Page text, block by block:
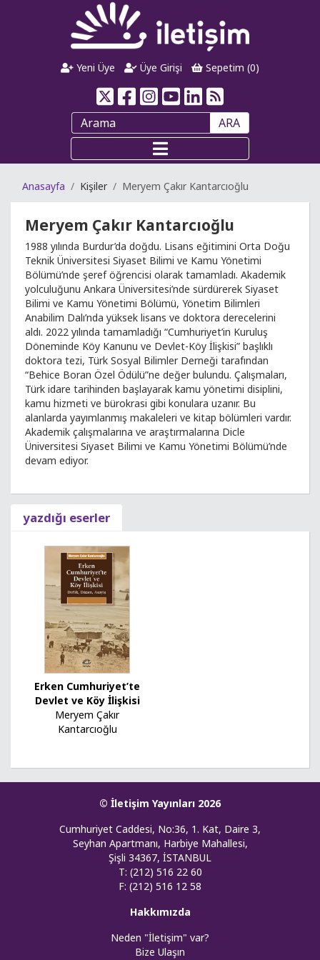
Yeni Üye Üye Girişi Sepetim (0)
ARA
Anasayfa Kişiler Meryem Çakır Kantarcıoğlu
Meryem Çakır Kantarcıoğlu
1988 yılında Burdur’da doğdu. Lisans eğitimini Orta Doğu
Teknik Üniversitesi Siyaset Bilimi ve Kamu Yönetimi
Bölümü’nde şeref öğrencisi olarak tamamladı. Akademik
yolculuğunu Ankara Üniversitesi’nde sürdürerek Siyaset
Bilimi ve Kamu Yönetimi Bölümü, Yönetim Bilimleri
Anabilim Dalı’nda yüksek lisans ve doktora derecelerini
aldı. 2022 yılında tamamladığı “Cumhuriyet’in Kuruluş
Döneminde Köy Kanunu ve Devlet-Köy İlişkisi” başlıklı
doktora tezi, Türk Sosyal Bilimler Derneği tarafından
“Behice Boran Özel Ödülü”ne değer bulundu. Çalışmaları,
Türk idare tarihinden başlayarak kamu yönetimi disiplini,
kamu hizmeti ve bürokrasi gibi konulara uzanır. Bu
alanlarda yayımlanmış makaleleri ve kitap bölümleri vardır.
Akademik çalışmalarına ve araştırmalarına Dicle
Üniversitesi Siyaset Bilimi ve Kamu Yönetimi Bölümü’nde
devam ediyor.
yazdığı eserler
Erken Cumhuriyet’te
Devlet ve Köy İlişkisi
Meryem Çakır
Kantarcıoğlu
© İletişim Yayınları 2026
Cumhuriyet Caddesi, No:36, 1. Kat, Daire 3,
Seyhan Apartmanı, Harbiye Mahallesi,
Şişli 34367, İSTANBUL
T: (212) 516 22 60
F: (212) 516 12 58
Hakkımızda
Neden "İletişim" var?
Bize Ulaşın